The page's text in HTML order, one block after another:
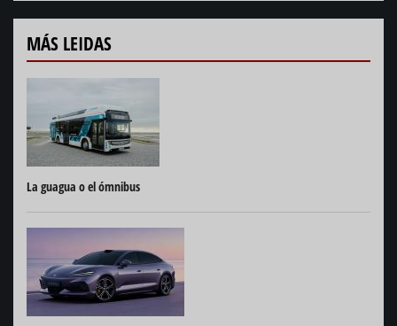
MÁS LEIDAS
La guagua o el ómnibus